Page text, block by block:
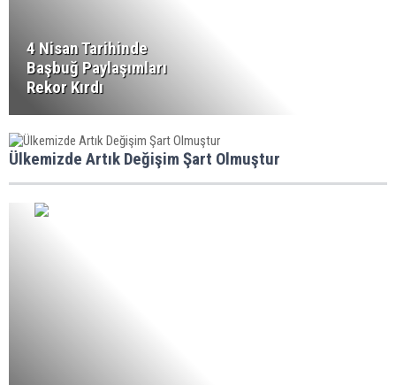
4 Nisan Tarihinde
Başbuğ Paylaşımları
Rekor Kırdı
Ülkemizde Artık Değişim Şart Olmuştur